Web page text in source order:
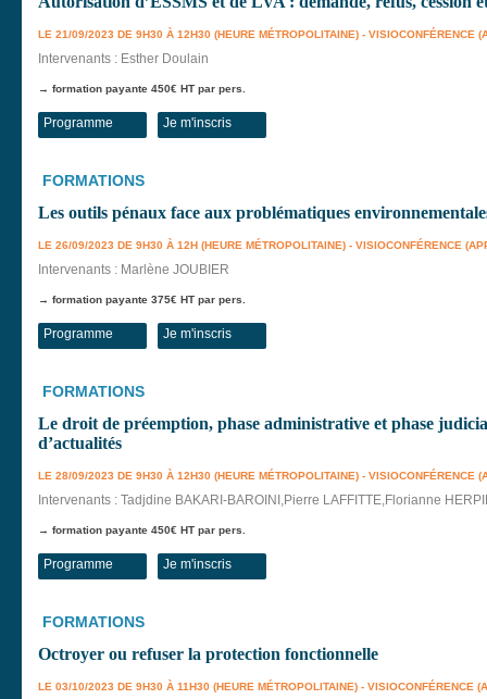
LE 21/09/2023 DE 9H30 À 12H30 (HEURE MÉTROPOLITAINE) - VISIOCONFÉRENCE
Intervenants : Esther Doulain
→ formation payante 450€ HT par pers.
Programme Je m'inscris
FORMATIONS
Les outils pénaux face aux problématiques
LE 26/09/2023 DE 9H30 À 12H (HEURE MÉTROPOLITAINE) - VISIOCONFÉRENCE
Intervenants : Marlène JOUBIER
→ formation payante 375€ HT par pers.
Programme Je m'inscris
FORMATIONS
Le droit de préemption, phase administrative et phase
d’actualités
LE 28/09/2023 DE 9H30 À 12H30 (HEURE MÉTROPOLITAINE) - VISIOCONFÉRENCE
Intervenants : Tadjdine BAKARI-BAROINI,Pierre LAFFITTE,Florianne
→ formation payante 450€ HT par pers.
Programme Je m'inscris
FORMATIONS
Octroyer ou refuser la protection fonctionnelle
LE 03/10/2023 DE 9H30 À 11H30 (HEURE MÉTROPOLITAINE) - VISIOCONFÉRENCE